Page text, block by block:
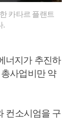
카타르 플랜트
.
너지가 추진하
사업비만 약
컨소시엄을 구